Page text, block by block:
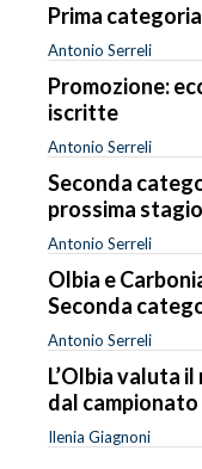
Prima
Antonio Serreli
Promozione:
iscritte
Antonio Serreli
Seconda
prossima
Antonio Serreli
Olbia e
Seconda
Antonio Serreli
L’Olbia valuta
dal campionato
Ilenia Giagnoni